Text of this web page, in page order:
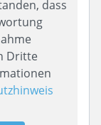
dass
Dritte